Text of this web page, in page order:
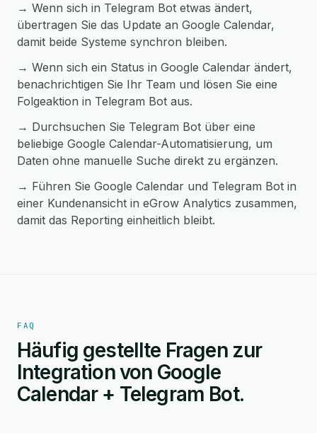
→ Wenn sich in Telegram Bot etwas ändert,
übertragen Sie das Update an Google Calendar,
damit beide Systeme synchron bleiben.
→ Wenn sich ein Status in Google Calendar ändert,
benachrichtigen Sie Ihr Team und lösen Sie eine
Folgeaktion in Telegram Bot aus.
→ Durchsuchen Sie Telegram Bot über eine
beliebige Google Calendar-Automatisierung, um
Daten ohne manuelle Suche direkt zu ergänzen.
→ Führen Sie Google Calendar und Telegram Bot in
einer Kundenansicht in eGrow Analytics zusammen,
damit das Reporting einheitlich bleibt.
FAQ
Häufig gestellte Fragen zur
Integration von Google
Calendar + Telegram Bot.